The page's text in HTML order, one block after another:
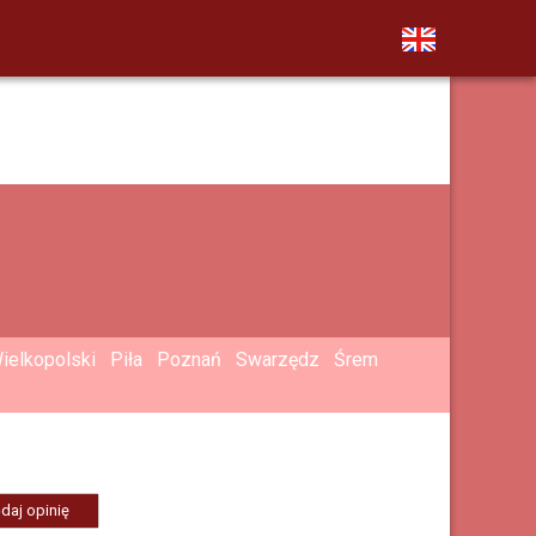
Piła Poznań Swarzędz Śrem
opinię